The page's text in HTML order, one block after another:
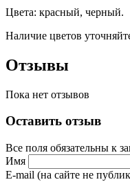
Цвета: красный, черный.
Наличие цветов
Отзывы
Пока нет отзывов
Оставить отзыв
Все поля обязательны к
Имя
E-mail (на сайте не